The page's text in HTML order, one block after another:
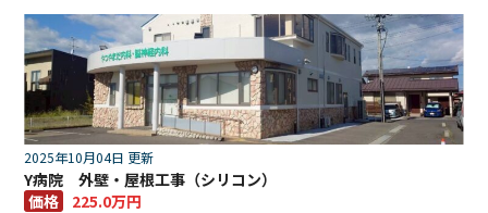
2025年10月04日 更新
Y病院 外壁・屋根工事（シリコン）
価格
225.0万円